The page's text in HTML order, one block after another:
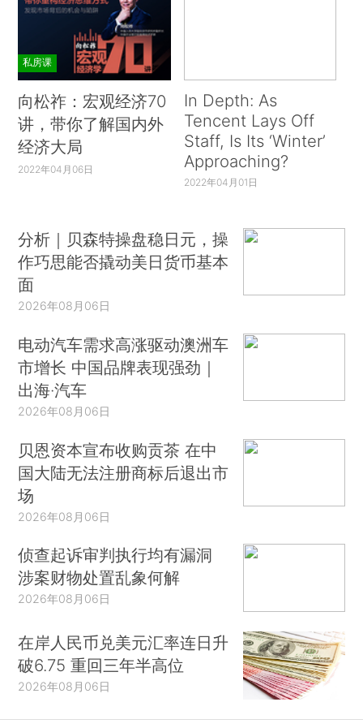
私房课
向松祚：宏观经济70
讲，带你了解国内外
经济大局
2022年04月06日
In Depth: As
Tencent Lays Off
Staff, Is Its ‘Winter’
Approaching?
2022年04月01日
分析｜贝森特操盘稳日元，操
作巧思能否撬动美日货币基本
面
2026年08月06日
电动汽车需求高涨驱动澳洲车
市增长 中国品牌表现强劲｜
出海·汽车
2026年08月06日
贝恩资本宣布收购贡茶 在中
国大陆无法注册商标后退出市
场
2026年08月06日
侦查起诉审判执行均有漏洞
涉案财物处置乱象何解
2026年08月06日
在岸人民币兑美元汇率连日升
破6.75 重回三年半高位
2026年08月06日